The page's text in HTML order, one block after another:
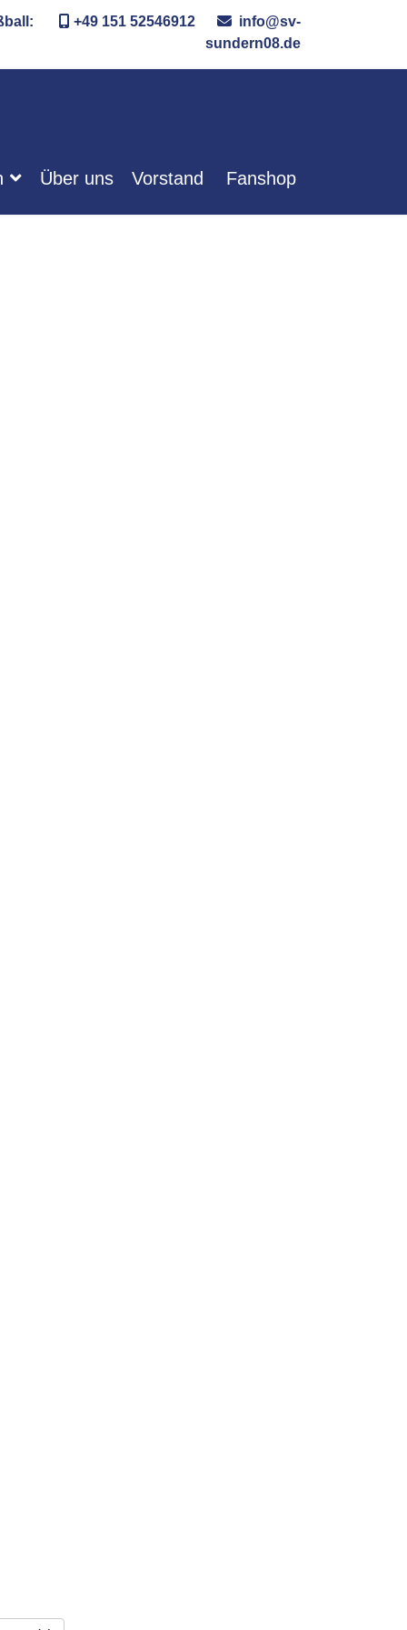
+49 151 52546912
info@sv-
sundern08.de
Über uns Vorstand Fanshop